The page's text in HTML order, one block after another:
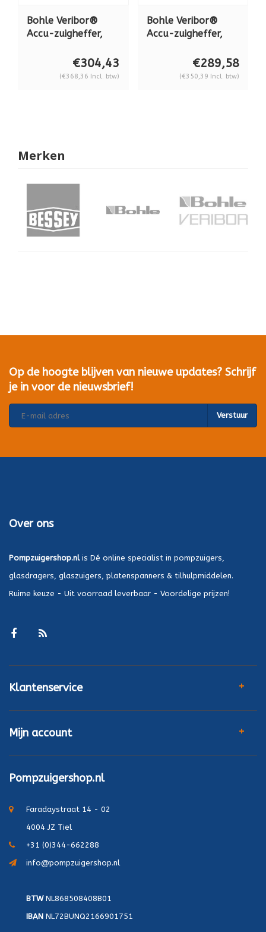
Bohle Veribor®
Accu-zuigheffer,
601A, 120 kg€304,43
(€368,36 Incl. btw)
Bohle Veribor®
Accu-zuigheffer,
601GA, 120 kg€289,58
(€350,39 Incl. btw)
Merken
Op de hoogte blijven van nieuwe updates? Schrijf
je in voor de nieuwsbrief!
Verstuur
Over ons
Pompzuigershop.nlis Dé online specialist in pompzuigers,
glasdragers, glaszuigers, platenspanners & tilhulpmiddelen.
Ruime keuze - Uit voorraad leverbaar - Voordelige prijzen!
Klantenservice
Mijn account
Pompzuigershop.nl
Faradaystraat 14 - 02
4004 JZ Tiel
+31 (0)344-662288
info@pompzuigershop.nl
BTWNL868508408B01
IBAN NL72BUNQ2166901751